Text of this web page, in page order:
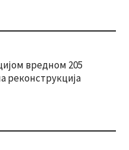
вредном 205
реконструкција